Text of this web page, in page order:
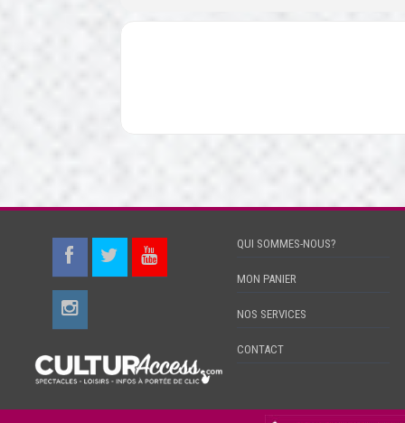
QUI SOMMES-NOUS?
MON PANIER
NOS SERVICES
CONTACT